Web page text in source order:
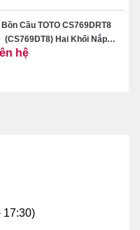
Bồn Cầu TOTO CS769DRT8
(CS769DT8) Hai Khối Nắp
hệ
17:30)